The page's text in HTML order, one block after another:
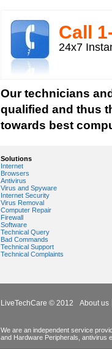
Call
24x7
Our technicians
qualified and thus
towards best
Solutions
Internet
Browsers
Antivirus
Virus and Spyware
Internet Security
Virus Removal
Computer Repair
Firewall
Software
Technical Query
Bad Commands
Technical Support
Technical Complaints
LiveTechCare © 2012 About us
We are an independent service
and Hardware Peripherals, antivirus